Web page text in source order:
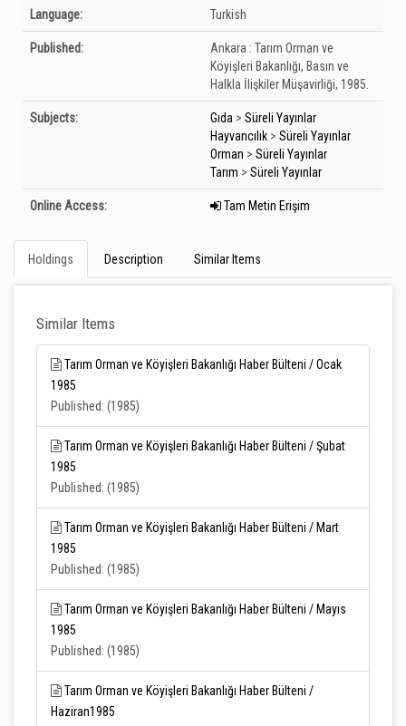
Language: Turkish
Published: Ankara : Tarım Orman ve
Köyişleri Bakanlığı, Basın ve
Halkla İlişkiler Müşavirliği, 1985.
Subjects: Gıda > Süreli Yayınlar
Hayvancılık > Süreli Yayınlar
Orman > Süreli Yayınlar
Tarım > Süreli Yayınlar
Online Access: Tam Metin Erişim
Holdings Description Similar Items
Similar Items
Tarım Orman ve Köyişleri Bakanlığı Haber Bülteni / Ocak
1985
Published: (1985)
Tarım Orman ve Köyişleri Bakanlığı Haber Bülteni / Şubat
1985
Published: (1985)
Tarım Orman ve Köyişleri Bakanlığı Haber Bülteni / Mart
1985
Published: (1985)
Tarım Orman ve Köyişleri Bakanlığı Haber Bülteni / Mayıs
1985
Published: (1985)
Tarım Orman ve Köyişleri Bakanlığı Haber Bülteni /
Haziran1985